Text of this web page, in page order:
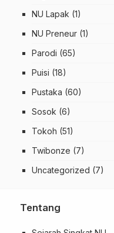
NU Lapak (1)
NU Preneur (1)
Parodi (65)
Puisi (18)
Pustaka (60)
Sosok (6)
Tokoh (51)
Twibonze (7)
Uncategorized (7)
Tentang